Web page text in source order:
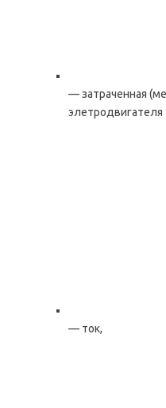
— затраченная
элетродвигателя
— ток,